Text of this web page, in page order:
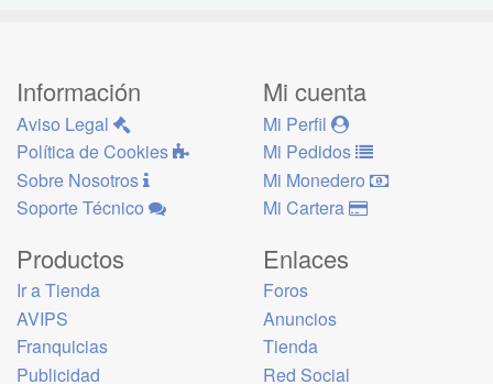
Información
Aviso Legal
Política de Cookies
Sobre Nosotros
Soporte Técnico
Mi cuenta
Mi Perfil
Mi Pedidos
Mi Monedero
Mi Cartera
Productos
Ir a Tienda
AVIPS
Franquicias
Publicidad
Enlaces
Foros
Anuncios
Tienda
Red Social